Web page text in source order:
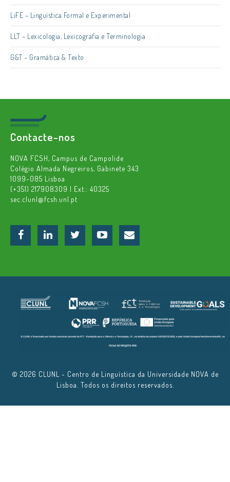
LiFE – Linguística Formal e Experimental
LLT – Lexicologia, Lexicografia e Terminologia
G&T – Gramática & Texto
Contacte-nos
NOVA FCSH, Campus de Campolide
Colégio Almada Negreiros, Gabinete 343
1099-085 Lisboa
(+351) 217908309 | Ext.: 40325
sec.clunl@fcsh.unl.pt
© 2026 CLUNL - Centro de Linguística da Universidade NOVA de
Lisboa. Todos os direitos reservados.